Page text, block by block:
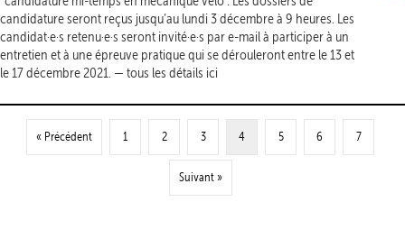
candidature seront reçus jusqu’au lundi 3 décembre à 9 heures. Les
candidat·e·s retenu·e·s seront invité·e·s par e-mail à participer à un
entretien et à une épreuve pratique qui se dérouleront entre le 13 et
le 17 décembre 2021. — tous les détails ici
« Précédent 1 2 3 4 5 6 7
Suivant »